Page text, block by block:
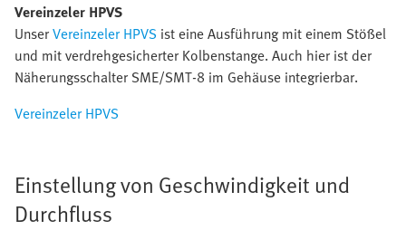
Vereinzeler HPVS
UnserVereinzeler HPVS ist eine Ausführung mit einem Stößel
und mit verdrehgesicherter Kolbenstange. Auch hier ist der
Näherungsschalter SME/SMT-8 im Gehäuse integrierbar.
Vereinzeler HPVS
Einstellung von Geschwindigkeit und
Durchfluss